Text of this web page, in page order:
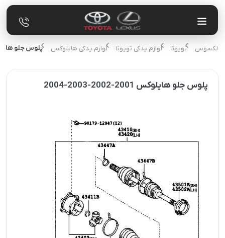
لکسوس تویوتا لوازم یدکی تویوتا لوازم یدکی هایلوکس پلوس جلو هايلوكس 2001-
پلوس جلو هايلوكس 2001-2002-2003-2004